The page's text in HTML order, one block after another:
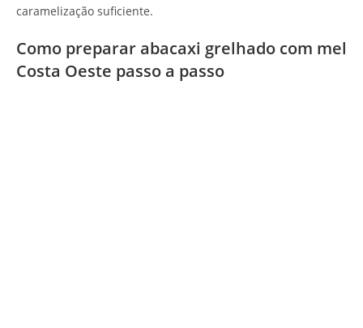
caramelização suficiente.
Como preparar abacaxi grelhado com mel
Costa Oeste passo a passo